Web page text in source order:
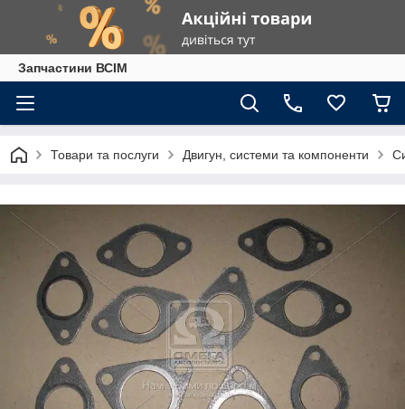
Запчастини ВСІМ
Товари та послуги Двигун, системи та компоненти